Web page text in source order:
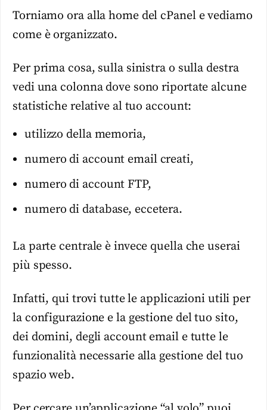
Torniamo ora alla home del cPanel e vediamo
come è organizzato.
Per prima cosa, sulla sinistra o sulla destra
vedi una colonna dove sono riportate alcune
statistiche relative al tuo account:
utilizzo della memoria,
numero di account email creati,
numero di account FTP,
numero di database, eccetera.
La parte centrale è invece quella che userai
più spesso.
Infatti, qui trovi tutte le applicazioni utili per
la configurazione e la gestione del tuo sito,
dei domini, degli account email e tutte le
funzionalità necessarie alla gestione del tuo
spazio web.